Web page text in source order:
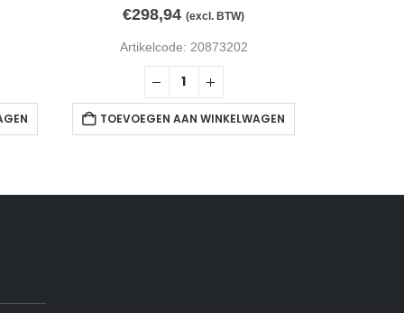
€298,94 (excl. BTW)
Artikelcode: 20873202
TOEVOEGEN AAN WINKELWAGEN